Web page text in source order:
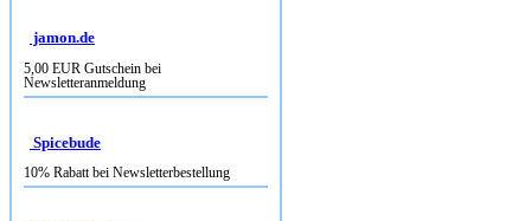
5,00 EUR Gutschein bei
Newsletteranmeldung
Spicebude
Klinik Bondage